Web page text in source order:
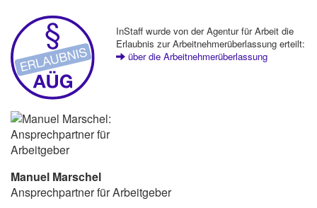
InStaff wurde von der Agentur für Arbeit die
Erlaubnis zur Arbeitnehmerüberlassung erteilt:
über die Arbeitnehmerüberlassung
Manuel Marschel
Ansprechpartner für Arbeitgeber